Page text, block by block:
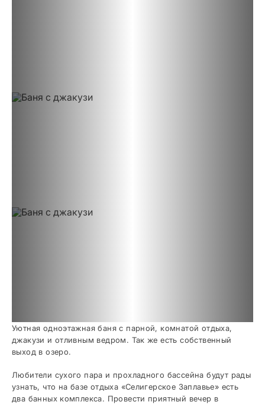
Уютная одноэтажная баня с парной, комнатой отдыха,
джакузи и отливным ведром. Так же есть собственный
выход в озеро.
Любители сухого пара и прохладного бассейна будут рады
узнать, что на базе отдыха «Селигерское Заплавье» есть
два банных комплекса. Провести приятный вечер в